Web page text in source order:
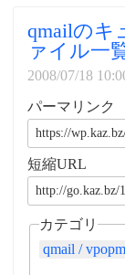
qmailのキ
ァイル一
2008/07/18
パーマリンク
短縮URL
カテゴリ
qmail /